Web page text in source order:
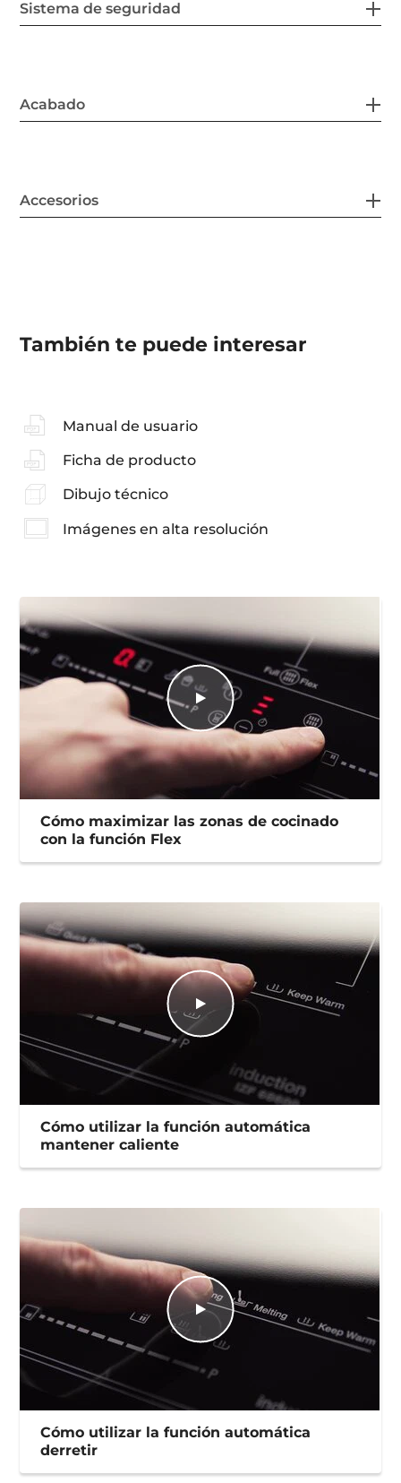
Sistema de seguridad
Acabado
Accesorios
También te puede interesar
Manual de usuario
Ficha de producto
Dibujo técnico
Imágenes en alta resolución
Cómo maximizar las zonas de cocinado
con la función Flex
Cómo utilizar la función automática
mantener caliente
Cómo utilizar la función automática
derretir